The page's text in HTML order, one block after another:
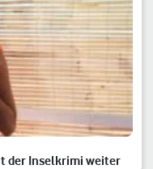
der Inselkrimi weiter